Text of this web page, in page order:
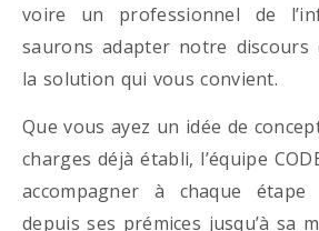
voire un professionnel de
saurons adapter notre
la solution qui vous convient.
Que vous ayez un idée de
charges déjà établi, l’équipe
accompagner à chaque
depuis ses prémices jusqu’à sa